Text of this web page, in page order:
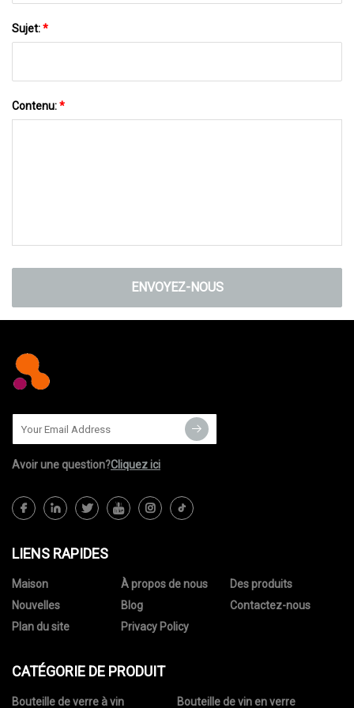
Sujet:*
Contenu:*
ENVOYEZ-NOUS
Avoir une question?Cliquez ici
LIENS RAPIDES
Maison À propos de nous
Des produits
Nouvelles
Blog
Contactez-nous
Plan du site
Privacy Policy
CATÉGORIE DE PRODUIT
Bouteille de verre à vin Bouteille de vin en verre